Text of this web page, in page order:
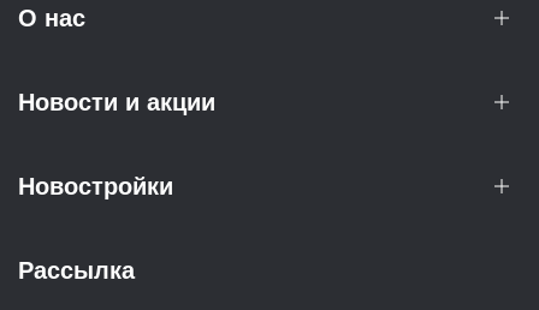
О нас
Новости и акции
Новостройки
Рассылка